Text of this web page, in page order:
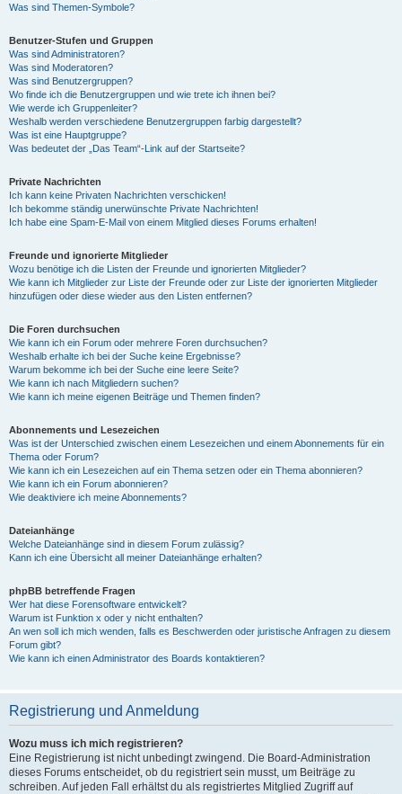
Was sind Themen-Symbole?
Benutzer-Stufen und Gruppen
Was sind Administratoren?
Was sind Moderatoren?
Was sind Benutzergruppen?
Wo finde ich die Benutzergruppen und wie trete ich ihnen bei?
Wie werde ich Gruppenleiter?
Weshalb werden verschiedene Benutzergruppen farbig dargestellt?
Was ist eine Hauptgruppe?
Was bedeutet der „Das Team“-Link auf der Startseite?
Private Nachrichten
Ich kann keine Privaten Nachrichten verschicken!
Ich bekomme ständig unerwünschte Private Nachrichten!
Ich habe eine Spam-E-Mail von einem Mitglied dieses Forums erhalten!
Freunde und ignorierte Mitglieder
Wozu benötige ich die Listen der Freunde und ignorierten Mitglieder?
Wie kann ich Mitglieder zur Liste der Freunde oder zur Liste der ignorierten Mitglieder
hinzufügen oder diese wieder aus den Listen entfernen?
Die Foren durchsuchen
Wie kann ich ein Forum oder mehrere Foren durchsuchen?
Weshalb erhalte ich bei der Suche keine Ergebnisse?
Warum bekomme ich bei der Suche eine leere Seite?
Wie kann ich nach Mitgliedern suchen?
Wie kann ich meine eigenen Beiträge und Themen finden?
Abonnements und Lesezeichen
Was ist der Unterschied zwischen einem Lesezeichen und einem Abonnements für ein
Thema oder Forum?
Wie kann ich ein Lesezeichen auf ein Thema setzen oder ein Thema abonnieren?
Wie kann ich ein Forum abonnieren?
Wie deaktiviere ich meine Abonnements?
Dateianhänge
Welche Dateianhänge sind in diesem Forum zulässig?
Kann ich eine Übersicht all meiner Dateianhänge erhalten?
phpBB betreffende Fragen
Wer hat diese Forensoftware entwickelt?
Warum ist Funktion x oder y nicht enthalten?
An wen soll ich mich wenden, falls es Beschwerden oder juristische Anfragen zu diesem
Forum gibt?
Wie kann ich einen Administrator des Boards kontaktieren?
Registrierung und Anmeldung
Wozu muss ich mich registrieren?
Eine Registrierung ist nicht unbedingt zwingend. Die Board-Administration
dieses Forums entscheidet, ob du registriert sein musst, um Beiträge zu
schreiben. Auf jeden Fall erhältst du als registriertes Mitglied Zugriff auf